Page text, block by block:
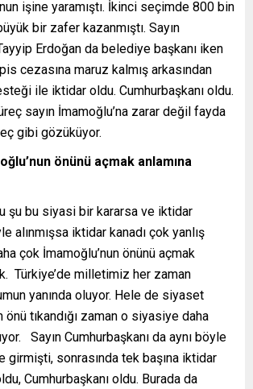
işine yaramıştı. İkinci seçimde 800 bin
bir zafer kazanmıştı. Sayın
Erdoğan da belediye başkanı iken
cezasına maruz kalmış arkasından
ile iktidar oldu. Cumhurbaşkanı oldu.
sayın İmamoğlu’na zarar değil fayda
gibi gözüküyor.
önünü açmak anlamına
şu bu siyasi bir kararsa ve iktidar
alınmışsa iktidar kanadı çok yanlış
çok İmamoğlu’nun önünü açmak
Türkiye’de milletimiz her zaman
yanında oluyor. Hele de siyaset
önü tıkandığı zaman o siyasiye daha
Sayın Cumhurbaşkanı da aynı böyle
girmişti, sonrasında tek başına iktidar
Cumhurbaşkanı oldu. Burada da